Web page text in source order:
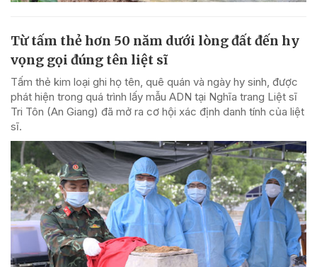
Từ tấm thẻ hơn 50 năm dưới lòng đất đến hy
vọng gọi đúng tên liệt sĩ
Tấm thẻ kim loại ghi họ tên, quê quán và ngày hy sinh, được
phát hiện trong quá trình lấy mẫu ADN tại Nghĩa trang Liệt sĩ
Tri Tôn (An Giang) đã mở ra cơ hội xác định danh tính của liệt
sĩ.